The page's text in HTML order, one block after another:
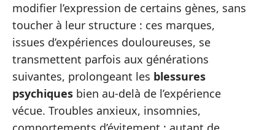
modifier l’expression de certains gènes, sans
toucher à leur structure : ces marques,
issues d’expériences douloureuses, se
transmettent parfois aux générations
suivantes, prolongeant les blessures
psychiques bien au-delà de l’expérience
vécue. Troubles anxieux, insomnies,